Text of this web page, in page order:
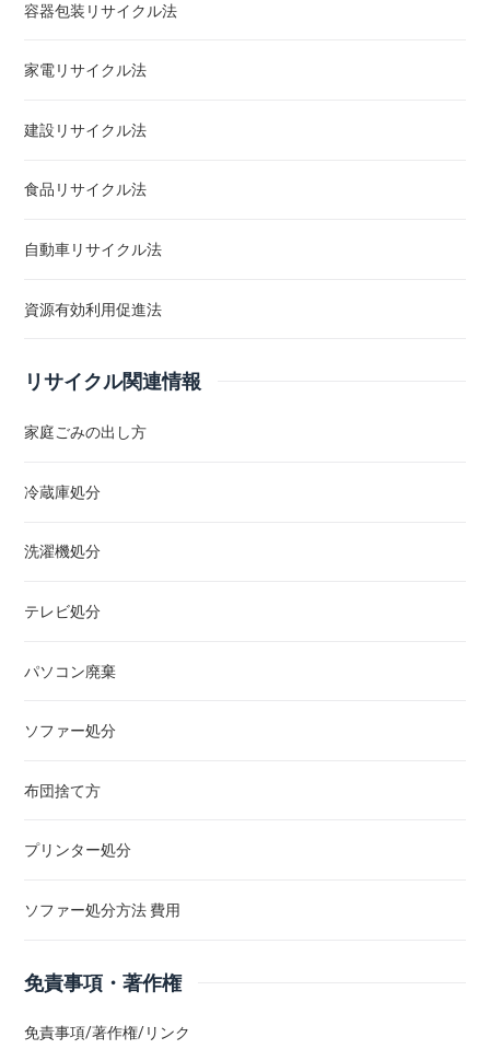
容器包装リサイクル法
家電リサイクル法
建設リサイクル法
食品リサイクル法
自動車リサイクル法
資源有効利用促進法
リサイクル関連情報
家庭ごみの出し方
冷蔵庫処分
洗濯機処分
テレビ処分
パソコン廃棄
ソファー処分
布団捨て方
プリンター処分
ソファー処分方法 費用
免責事項・著作権
免責事項/著作権/リンク